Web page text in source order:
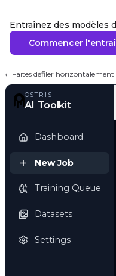
Entraînez des modèles
Commencer
←Faites défiler
OSTRIS
Dashboard
New Job
Training Queue